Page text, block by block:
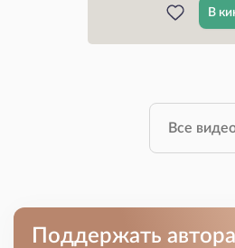
В
Все
Поддержать автора